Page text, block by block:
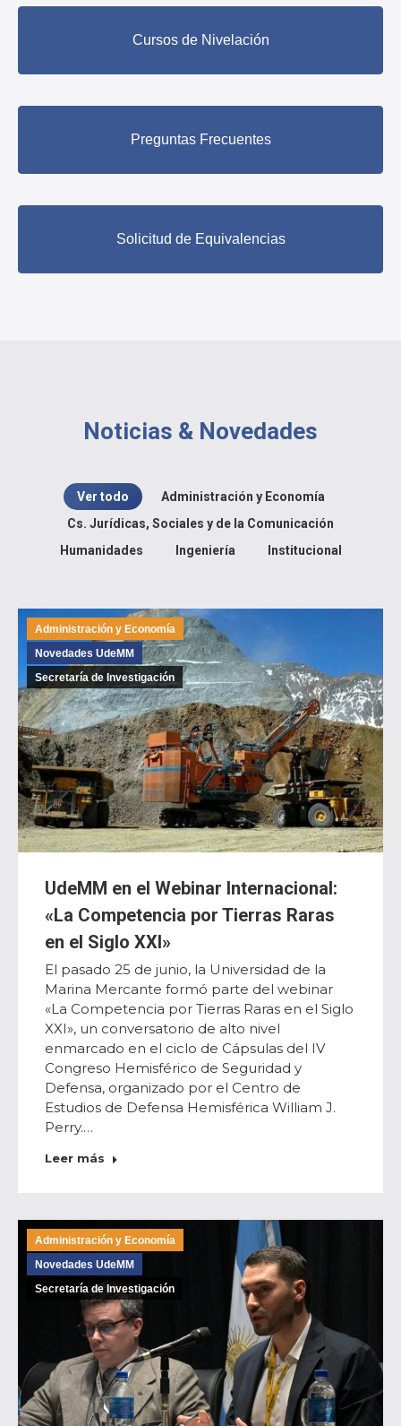
Cursos de Nivelación
Preguntas Frecuentes
Solicitud de Equivalencias
Noticias & Novedades
Ver todo
Administración y Economía
Cs. Jurídicas, Sociales y de la Comunicación
Humanidades
Ingeniería Institucional
Administración y Economía
Novedades UdeMM
Secretaría de Investigación
UdeMM en el Webinar Internacional:
«La Competencia por Tierras Raras
en el Siglo XXI»
El pasado 25 de junio, la Universidad de la
Marina Mercante formó parte del webinar
«La Competencia por Tierras Raras en el Siglo
XXI», un conversatorio de alto nivel
enmarcado en el ciclo de Cápsulas del IV
Congreso Hemisférico de Seguridad y
Defensa, organizado por el Centro de
Estudios de Defensa Hemisférica William J.
Perry.…
Leer más
Administración y Economía
Novedades UdeMM
Secretaría de Investigación